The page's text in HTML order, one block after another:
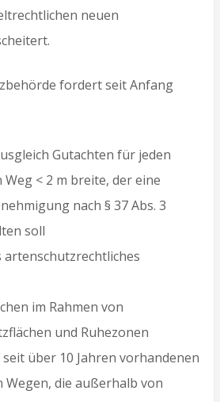
neuen
fordert seit Anfang
Gutachten für jeden
< 2 m breite, der eine
nach § 37 Abs. 3
soll
artenschutzrechtliches
im Rahmen von
und Ruhezonen
über 10 Jahren vorhandenen
Wegen, die außerhalb von